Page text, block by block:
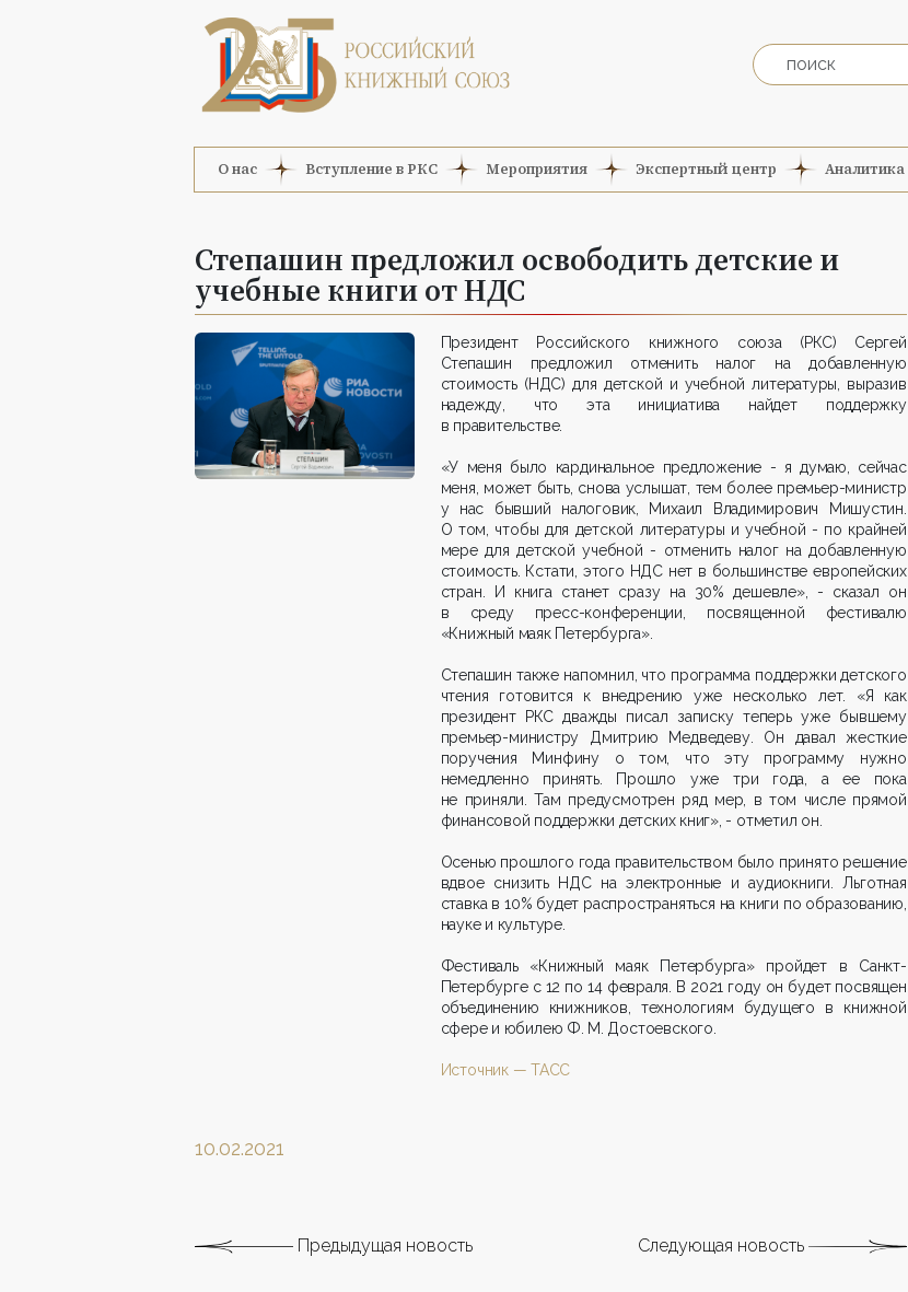
О нас Вступление в РКС Мероприятия Экспертный центр Аналитика
Степашин предложил освободить детские и
учебные книги от НДС
Президент Российского книжного союза (РКС) Сергей
Степашин предложил отменить налог на добавленную
стоимость (НДС) для детской и учебной литературы, выразив
надежду, что эта инициатива найдет поддержку
в правительстве.
«У меня было кардинальное предложение - я думаю, сейчас
меня, может быть, снова услышат, тем более премьер-министр
у нас бывший налоговик, Михаил Владимирович Мишустин.
О том, чтобы для детской литературы и учебной - по крайней
мере для детской учебной - отменить налог на добавленную
стоимость. Кстати, этого НДС нет в большинстве европейских
стран. И книга станет сразу на 30% дешевле», - сказал он
в среду пресс-конференции, посвященной фестивалю
«Книжный маяк Петербурга».
Степашин также напомнил, что программа поддержки детского
чтения готовится к внедрению уже несколько лет. «Я как
президент РКС дважды писал записку теперь уже бывшему
премьер-министру Дмитрию Медведеву. Он давал жесткие
поручения Минфину о том, что эту программу нужно
немедленно принять. Прошло уже три года, а ее пока
не приняли. Там предусмотрен ряд мер, в том числе прямой
финансовой поддержки детских книг», - отметил он.
Осенью прошлого года правительством было принято решение
вдвое снизить НДС на электронные и аудиокниги. Льготная
ставка в 10% будет распространяться на книги по образованию,
науке и культуре.
Фестиваль «Книжный маяк Петербурга» пройдет в Санкт-
Петербурге с 12 по 14 февраля. В 2021 году он будет посвящен
объединению книжников, технологиям будущего в книжной
сфере и юбилею Ф. М. Достоевского.
Источник — ТАСС
10.02.2021
Предыдущая новость Следующая новость